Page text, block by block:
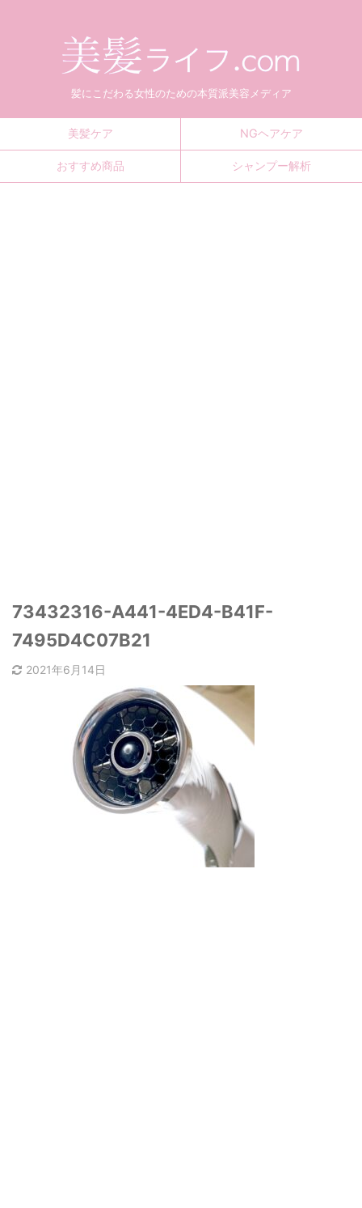
髪にこだわる女性のための本質派美容メディア
美髪ケア NGヘアケア
おすすめ商品 シャンプー解析
73432316-A441-4ED4-B41F-
7495D4C07B21
2021年6月14日